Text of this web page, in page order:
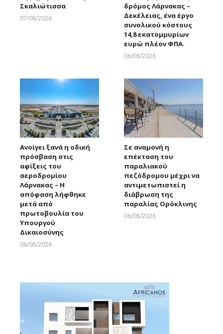
Σκαλιώτισσα
07/08/2026
δρόμος Λάρνακας –
Δεκέλειας, ένα έργο
συνολικού κόστους
14,8 εκατομμυρίων
ευρώ πλέον ΦΠΑ.
06/08/2026
Ανοίγει ξανά η οδική
πρόσβαση στις
αφίξεις του
αεροδρομίου
Λάρνακας – Η
απόφαση λήφθηκε
μετά από
πρωτοβουλία του
Υπουργού
Δικαιοσύνης
06/08/2026
Σε αναμονή η
επέκταση του
παραλιακού
πεζόδρομου μέχρι να
αντιμετωπιστεί η
διάβρωση της
παραλίας Ορόκλινης
06/08/2026